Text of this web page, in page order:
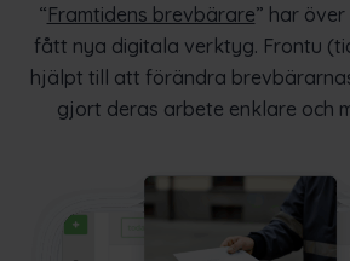
“Framtidens brevbärare” har
fått nya digitala verktyg. Frontu
hjälpt till att förändra
gjort deras arbete enklare och